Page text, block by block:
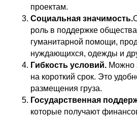
проектам.
Социальная значимость.
роль в поддержке
гуманитарной помощи,
нуждающихся, одежды и
Гибкость условий. Можно
на короткий срок. Это
размещения груза.
Государственная
которые получают